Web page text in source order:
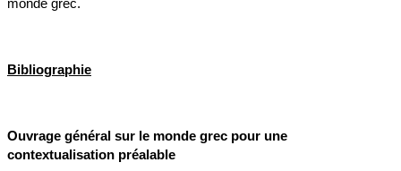
monde grec.
Bibliographie
Ouvrage général sur le monde grec pour une
contextualisation préalable